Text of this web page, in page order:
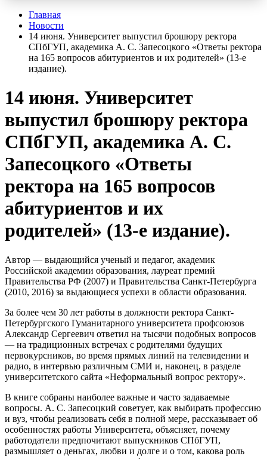
Главная
Новости
14 июня. Университет выпустил брошюру ректора
СПбГУП, академика А. С. Запесоцкого «Ответы ректора
на 165 вопросов абитуриентов и их родителей» (13-е
издание).
14 июня. Университет
выпустил брошюру ректора
СПбГУП, академика А. С.
Запесоцкого «Ответы
ректора на 165 вопросов
абитуриентов и их
родителей» (13-е издание).
Автор — выдающийся ученый и педагог, академик
Российской академии образования, лауреат премий
Правительства РФ (2007) и Правительства Санкт-Петербурга
(2010, 2016) за выдающиеся успехи в области образования.
За более чем 30 лет работы в должности ректора Санкт-
Петербургского Гуманитарного университета профсоюзов
Александр Сергеевич ответил на тысячи подобных вопросов
— на традиционных встречах с родителями будущих
первокурсников, во время прямых линий на телевидении и
радио, в интервью различным СМИ и, наконец, в разделе
университетского сайта «Неформальный вопрос ректору».
В книге собраны наиболее важные и часто задаваемые
вопросы. А. С. Запесоцкий советует, как выбирать профессию
и вуз, чтобы реализовать себя в полной мере, рассказывает об
особенностях работы Университета, объясняет, почему
работодатели предпочитают выпускников СПбГУП,
размышляет о деньгах, любви и долге и о том, какова роль